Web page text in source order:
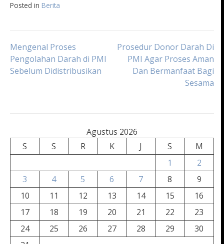
Posted in Berita
Navigasi
pos
Mengenal Proses
Pengolahan Darah di PMI
Sebelum Didistribusikan
Prosedur Donor Darah Di
PMI Agar Proses Aman
Dan Bermanfaat Bagi
Sesama
Agustus 2026
S
S R K J S
M
1
2
3
4 5 6 7 8
9
10
11 12 13 14 15
16
17
18 19 20 21 22
23
24
25 26 27 28 29
30